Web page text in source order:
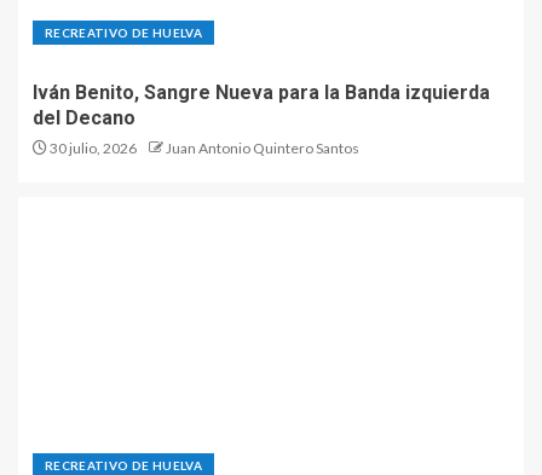
RECREATIVO DE HUELVA
Iván Benito, Sangre Nueva para la Banda izquierda
del Decano
30 julio, 2026 Juan Antonio Quintero Santos
RECREATIVO DE HUELVA